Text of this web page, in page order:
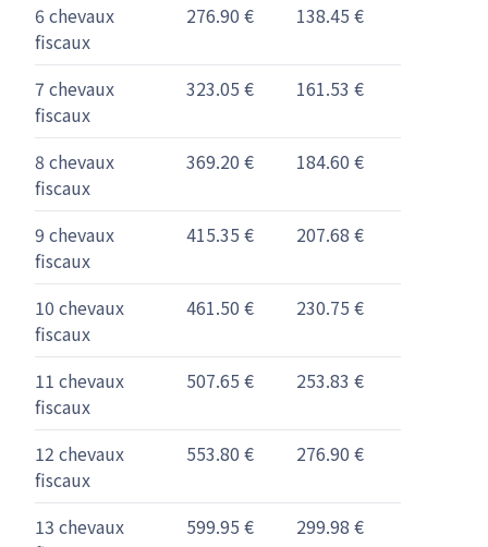
6 chevaux
fiscaux
276.90 € 138.45 €
7 chevaux
fiscaux
323.05 € 161.53 €
8 chevaux
fiscaux
369.20 € 184.60 €
9 chevaux
fiscaux
415.35 € 207.68 €
10 chevaux
fiscaux
461.50 € 230.75 €
11 chevaux
fiscaux
507.65 € 253.83 €
12 chevaux
fiscaux
553.80 € 276.90 €
13 chevaux
599.95 € 299.98 €